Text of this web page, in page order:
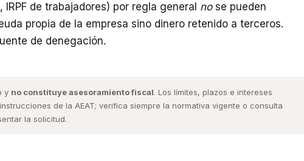
IRPF de trabajadores) por regla general nose pueden
propia de la empresa sino dinero retenido a terceros.
de denegación.
y no constituye asesoramiento fiscal. Los límites, plazos e intereses
de la AEAT; verifica siempre la normativa vigente o consulta
la solicitud.